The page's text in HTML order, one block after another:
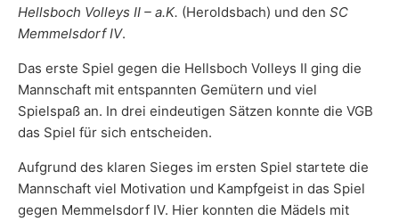
Hellsboch Volleys II – a.K. (Heroldsbach) und den SC
Memmelsdorf IV.
Das erste Spiel gegen die Hellsboch Volleys II ging die
Mannschaft mit entspannten Gemütern und viel
Spielspaß an. In drei eindeutigen Sätzen konnte die VGB
das Spiel für sich entscheiden.
Aufgrund des klaren Sieges im ersten Spiel startete die
Mannschaft viel Motivation und Kampfgeist in das Spiel
gegen Memmelsdorf IV. Hier konnten die Mädels mit